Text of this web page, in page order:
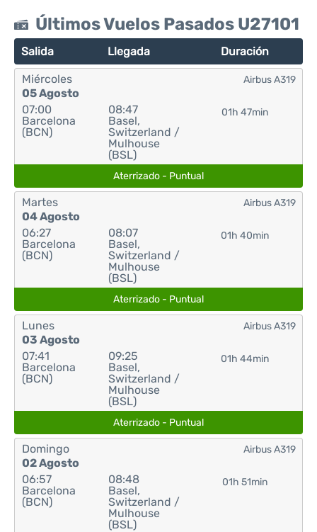
Últimos Vuelos Pasados U27101
Salida Llegada Duración
Miércoles
05 Agosto
07:00
Barcelona
(BCN)
08:47
Basel,
Switzerland /
Mulhouse
(BSL)
01h 47min
Airbus A319
Aterrizado - Puntual
Martes
04 Agosto
06:27
Barcelona
(BCN)
08:07
Basel,
Switzerland /
Mulhouse
(BSL)
01h 40min
Airbus A319
Aterrizado - Puntual
Lunes
03 Agosto
07:41
Barcelona
(BCN)
09:25
Basel,
Switzerland /
Mulhouse
(BSL)
01h 44min
Airbus A319
Aterrizado - Puntual
Domingo
02 Agosto
06:57
Barcelona
(BCN)
08:48
Basel,
Switzerland /
Mulhouse
(BSL)
01h 51min
Airbus A319